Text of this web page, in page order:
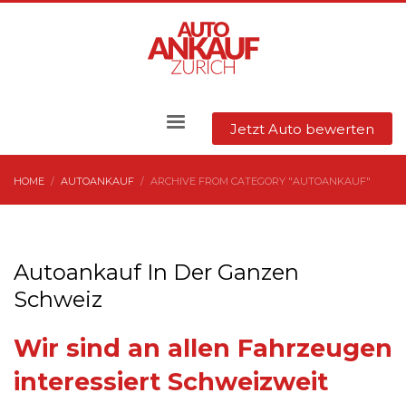
Jetzt Auto bewerten
HOME AUTOANKAUF ARCHIVE FROM CATEGORY "AUTOANKAUF"
Autoankauf In Der Ganzen
Schweiz
Wir sind an allen Fahrzeugen
interessiert Schweizweit